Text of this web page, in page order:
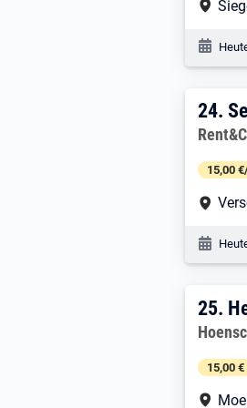
24.
24.
15,00
25.
25.
15,00